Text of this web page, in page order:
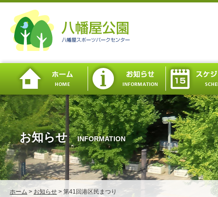
お知らせ INFORMATION
ホーム > お知らせ > 第41回港区民まつり